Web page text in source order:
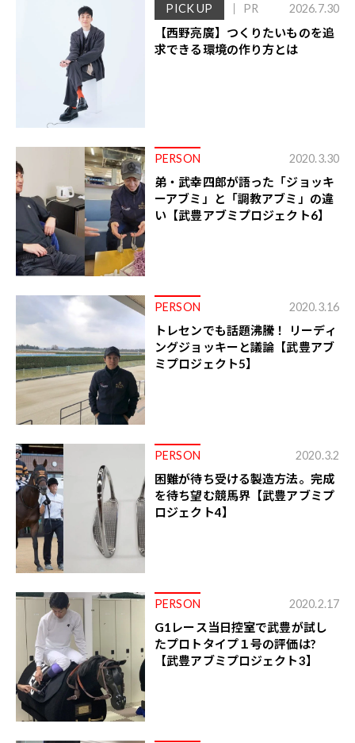
PICK UP PR 2026.7.30
【西野亮廣】つくりたいものを追
求できる環境の作り方とは
PERSON 2020.3.30
弟・武幸四郎が語った「ジョッキ
ーアブミ」と「調教アブミ」の違
い【武豊アブミプロジェクト6】
PERSON 2020.3.16
トレセンでも話題沸騰！ リーディ
ングジョッキーと議論【武豊アブ
ミプロジェクト5】
PERSON 2020.3.2
困難が待ち受ける製造方法。完成
を待ち望む競馬界【武豊アブミプ
ロジェクト4】
PERSON 2020.2.17
G1レース当日控室で武豊が試し
たプロトタイプ１号の評価は?
【武豊アブミプロジェクト3】